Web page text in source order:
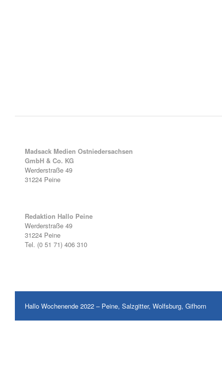
Madsack Medien Ostniedersachsen
GmbH & Co. KG
Werderstraße 49
31224 Peine
Redaktion Hallo Peine
Werderstraße 49
31224 Peine
Tel. (0 51 71) 406 310
Hallo Wochenende 2022 – Peine, Salzgitter, Wolfsburg, Gifhorn